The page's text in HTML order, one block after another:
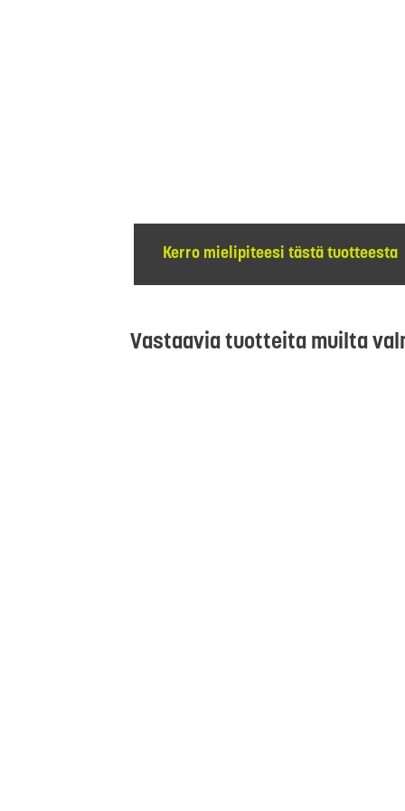
Kerro mielipiteesi tästä tuotteesta
Vastaavia tuotteita muilta